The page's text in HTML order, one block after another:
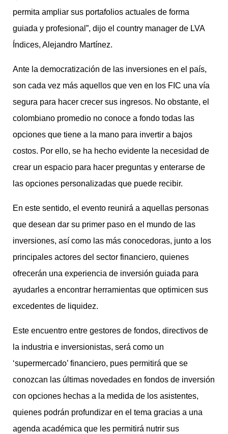
permita ampliar sus portafolios actuales de forma
guiada y profesional”, dijo el country manager de LVA
Índices, Alejandro Martínez.
Ante la democratización de las inversiones en el país,
son cada vez más aquellos que ven en los FIC una vía
segura para hacer crecer sus ingresos. No obstante, el
colombiano promedio no conoce a fondo todas las
opciones que tiene a la mano para invertir a bajos
costos. Por ello, se ha hecho evidente la necesidad de
crear un espacio para hacer preguntas y enterarse de
las opciones personalizadas que puede recibir.
En este sentido, el evento reunirá a aquellas personas
que desean dar su primer paso en el mundo de las
inversiones, así como las más conocedoras, junto a los
principales actores del sector financiero, quienes
ofrecerán una experiencia de inversión guiada para
ayudarles a encontrar herramientas que optimicen sus
excedentes de liquidez.
Este encuentro entre gestores de fondos, directivos de
la industria e inversionistas, será como un
‘supermercado’ financiero, pues permitirá que se
conozcan las últimas novedades en fondos de inversión
con opciones hechas a la medida de los asistentes,
quienes podrán profundizar en el tema gracias a una
agenda académica que les permitirá nutrir sus